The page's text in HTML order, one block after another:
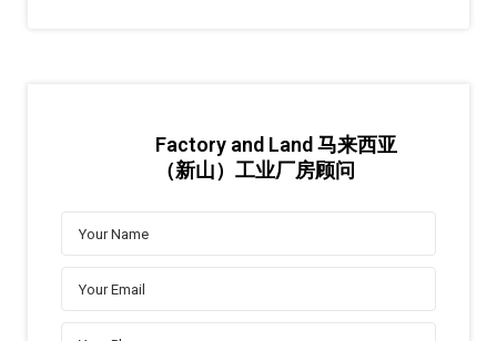
Factory and Land 马来西亚
（新山）工业厂房顾问